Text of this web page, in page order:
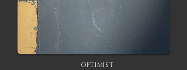
OPTIMIST